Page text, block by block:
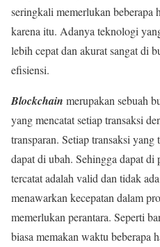
seringkali memerlukan beberapa
karena itu. Adanya teknologi
lebih cepat dan akurat sangat di
efisiensi.
Blockchain merupakan sebuah
yang mencatat setiap transaksi
transparan. Setiap transaksi
dapat di ubah. Sehingga dapat
tercatat adalah valid dan tidak
menawarkan kecepatan dalam
memerlukan perantara. Seperti
biasa memakan waktu beberapa